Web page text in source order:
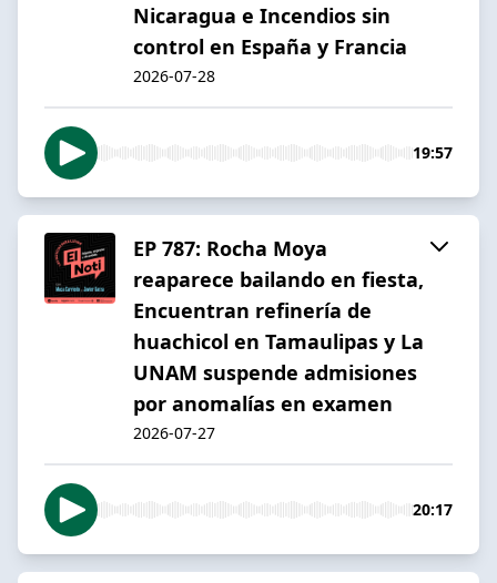
Nicaragua e Incendios sin
control en España y Francia
2026-07-28
19:57
EP 787: Rocha Moya
reaparece bailando en fiesta,
Encuentran refinería de
huachicol en Tamaulipas y La
UNAM suspende admisiones
por anomalías en examen
2026-07-27
20:17